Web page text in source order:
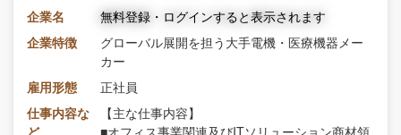
企業名
無料登録・ログインすると表示されます
企業特徴
グローバル展開を担う大手電機・医療機器メー
カー
雇用形態
正社員
仕事内容な
【主な仕事内容】